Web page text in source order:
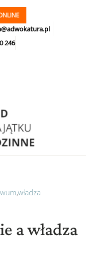
246
,władza
a władza